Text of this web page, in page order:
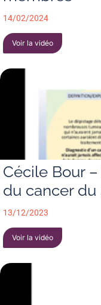
14/02/2024
Voir la vidéo
Cécile Bour
du cancer du
13/12/2023
Voir la vidéo